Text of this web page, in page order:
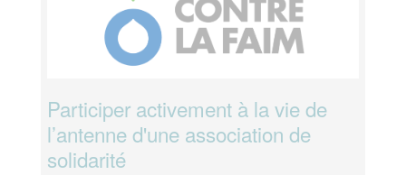
Participer activement à la vie de
l’antenne d'une association de
solidarité